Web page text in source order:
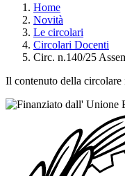
Home
Novità
Le circolari
Circolari Docenti
Circ. n.140/25
Il contenuto della circolare